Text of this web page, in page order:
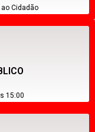
Cidadão
15:00